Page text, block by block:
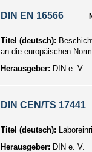
DIN EN 16566
Titel (deutsch):
an die europäischen
Herausgeber: DIN e. V.
DIN CEN/TS 17441
Titel (deutsch):
Herausgeber: DIN e. V.